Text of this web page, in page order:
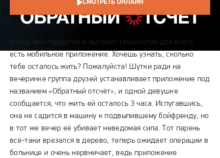
СМОТРЕТЬ ОНЛАЙН
В наш век гаджетов и высоких технологий для всего
есть мобильное приложение. Хочешь узнать, сколько
тебе осталось жить? Пожалуйста! Шутки ради на
вечеринке группа друзей устанавливает приложение под
названием «Обратный отсчёт», и одной девушке
сообщается, что жить ей осталось 3 часа. Испугавшись,
она не садится в машину к подвыпившему бойфренду, но
в тот же вечер её убивает неведомая сила. Тот парень
всё-таки врезался в дерево, теперь ожидает операции в
больнице и очень нервничает, ведь приложение